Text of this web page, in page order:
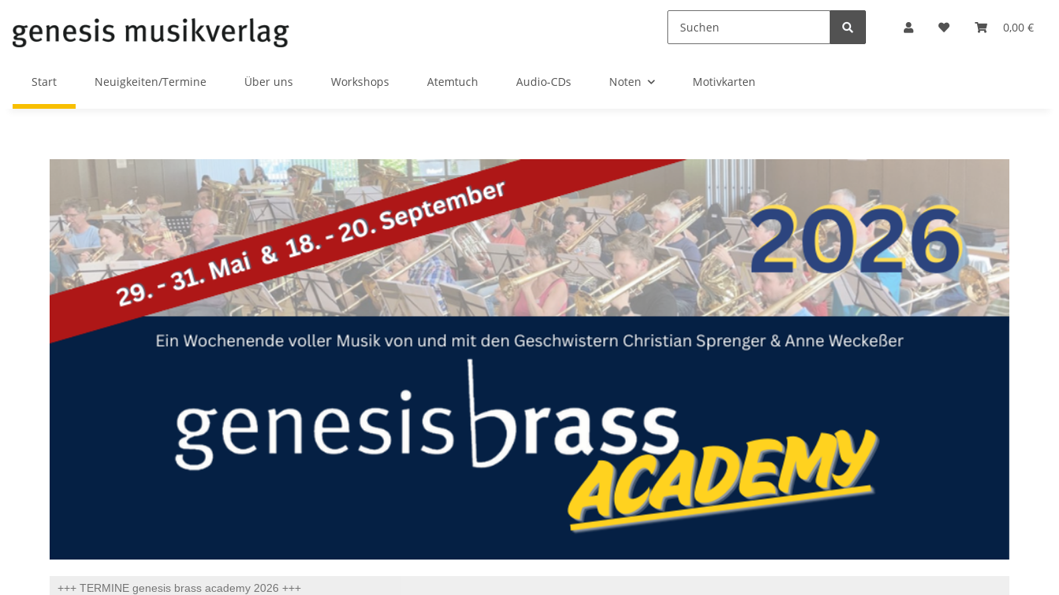
0,00 €
Atemtuch Audio-CDs Noten Motivkarten
Start Neuigkeiten/Termine Über uns Workshops
+++ TERMINE genesis brass academy 2026 +++